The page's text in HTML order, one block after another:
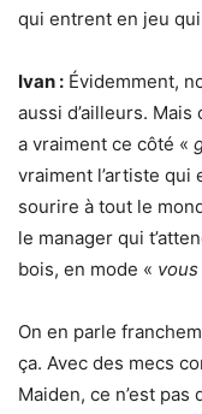
qui entrent en jeu
Ivan : Évidemment,
aussi d’ailleurs.
a vraiment ce côté «
vraiment l’artiste qui
sourire à tout le
le manager qui
bois, en mode «
On en parle
ça. Avec des mecs
Maiden, ce n’est